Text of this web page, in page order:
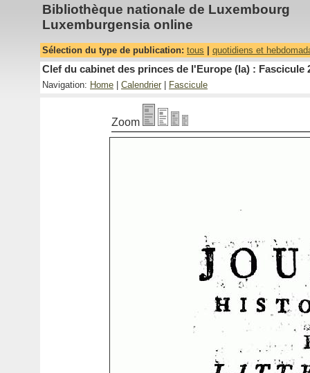
Bibliothèque nationale de Luxembourg
Luxemburgensia online
Sélection du type de publication: tous quotidiens et
Clef du cabinet des princes de l'Europe (la) : Fascicule
Navigation: Home Calendrier Fascicule
Zoom